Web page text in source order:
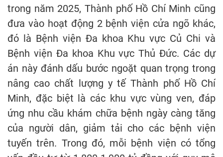
trong năm 2025, Thành phố Hồ Chí Minh cũng
đưa vào hoạt động 2 bệnh viện cửa ngõ khác,
đó là Bệnh viện Đa khoa Khu vực Củ Chi và
Bệnh viện Đa khoa Khu vực Thủ Đức. Các dự
án này đánh dấu bước ngoặt quan trọng trong
nâng cao chất lượng y tế Thành phố Hồ Chí
Minh, đặc biệt là các khu vực vùng ven, đáp
ứng nhu cầu khám chữa bệnh ngày càng tăng
của người dân, giảm tải cho các bệnh viện
tuyến trên. Trong đó, mỗi bệnh viện có tổng